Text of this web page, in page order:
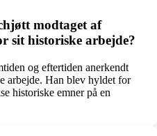
modtaget af
sit historiske arbejde?
og eftertiden anerkendt
arbejde. Han blev hyldet for
historiske emner på en